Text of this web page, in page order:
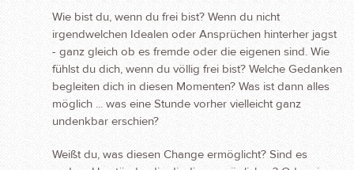
Wie bist du, wenn du frei bist? Wenn du nicht
irgendwelchen Idealen oder Ansprüchen hinterher jagst
- ganz gleich ob es fremde oder die eigenen sind. Wie
fühlst du dich, wenn du völlig frei bist? Welche Gedanken
begleiten dich in diesen Momenten? Was ist dann alles
möglich ... was eine Stunde vorher vielleicht ganz
undenkbar erschien?
Weißt du, was diesen Change ermöglicht? Sind es